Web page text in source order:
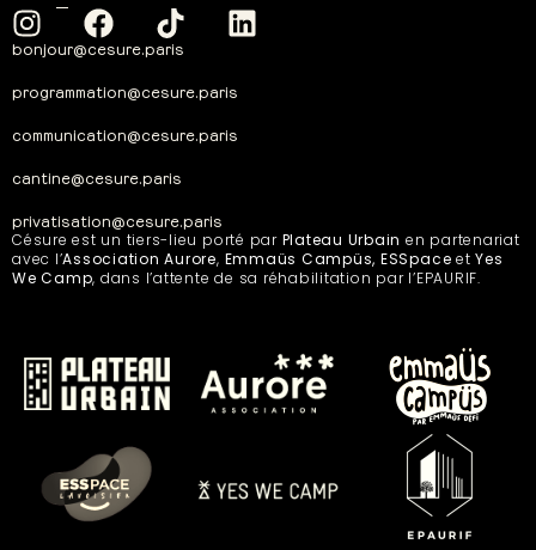
bonjour@cesure.paris
programmation@cesure.paris
communication@cesure.paris
cantine@cesure.paris
privatisation@cesure.paris
Césure est un tiers-lieu porté par Plateau Urbain en partenariat
avec l’Association Aurore, Emmaüs Campüs, ESSpaceetYes
We Camp, dans l’attente de sa réhabilitation par l’EPAURIF.